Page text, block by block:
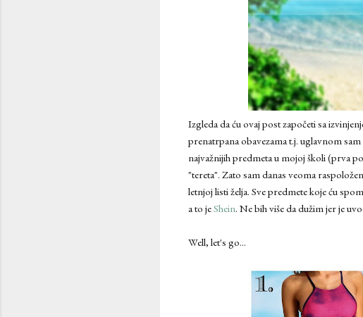
Izgleda da ću ovaj post započeti sa
prenatrpana obavezama t.j. uglavnom
najvažnijih predmeta u mojoj školi (prva
"tereta". Zato sam danas veoma
letnjoj listi želja. Sve predmete koje ću
a to jeShein. Ne bih više da dužim jer je
Well, let's go...